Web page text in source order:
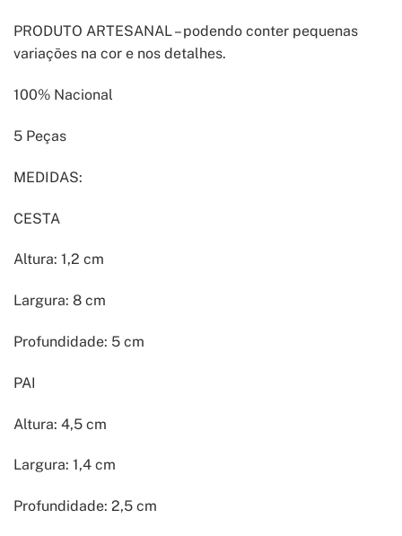
PRODUTO ARTESANAL – podendo conter pequenas
variações na cor e nos detalhes.
100% Nacional
5 Peças
MEDIDAS:
CESTA
Altura: 1,2 cm
Largura: 8 cm
Profundidade: 5 cm
PAI
Altura: 4,5 cm
Largura: 1,4 cm
Profundidade: 2,5 cm